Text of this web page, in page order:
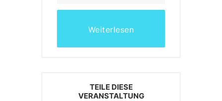
Weiterlesen
TEILE DIESE
VERANSTALTUNG